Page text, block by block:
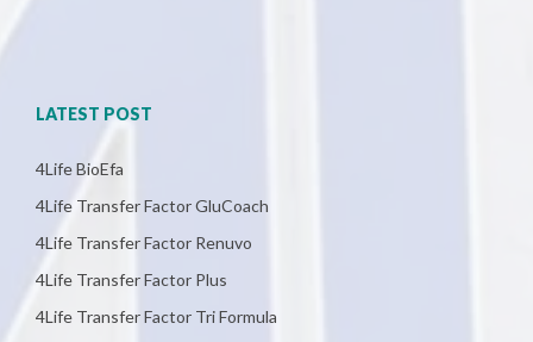
LATEST POST
4Life BioEfa
4Life Transfer Factor GluCoach
4Life Transfer Factor Renuvo
4Life Transfer Factor Plus
4Life Transfer Factor Tri Formula